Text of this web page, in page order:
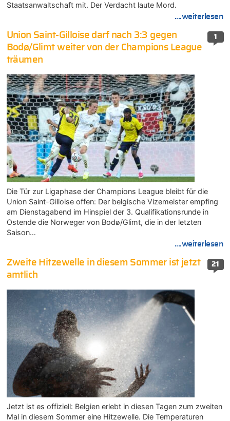
Staatsanwaltschaft mit. Der Verdacht laute Mord.
....weiterlesen
1
Union Saint-Gilloise darf nach 3:3 gegen
Bodø/Glimt weiter von der Champions League
träumen
Die Tür zur Ligaphase der Champions League bleibt für die
Union Saint-Gilloise offen: Der belgische Vizemeister empfing
am Dienstagabend im Hinspiel der 3. Qualifikationsrunde in
Ostende die Norweger von Bodø/Glimt, die in der letzten
Saison…
....weiterlesen
21
Zweite Hitzewelle in diesem Sommer ist jetzt
amtlich
Jetzt ist es offiziell: Belgien erlebt in diesen Tagen zum zweiten
Mal in diesem Sommer eine Hitzewelle. Die Temperaturen